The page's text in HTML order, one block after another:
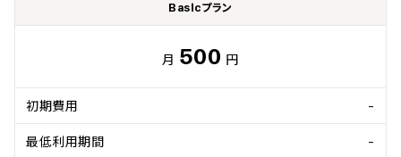
Basicプラン
月 500 円
初期費用 -
最低利用期間 -